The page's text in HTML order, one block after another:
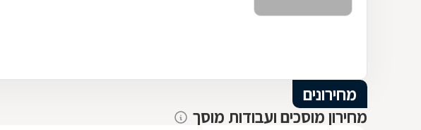
מחירונים
מחירון מוסכים ועבודות מוסך